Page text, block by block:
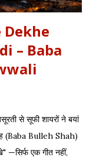
Dekhe
– Baba
से सूफी शायरों ने बयां
(Baba Bulleh Shah)
एक गीत नहीं,